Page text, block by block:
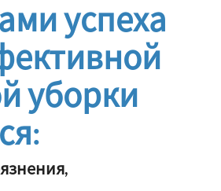
успеха
уборки